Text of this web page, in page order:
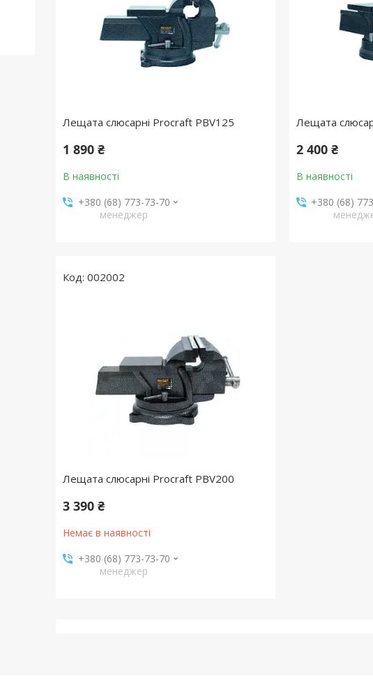
Лещата слюсарні Procraft PBV125
1 890 ₴
В наявності
+380 (68) 773-73-70
менеджер
Лещата
2 400 ₴
В наявності
+380 (68)
002002
Лещата слюсарні Procraft PBV200
3 390 ₴
Немає в наявності
+380 (68) 773-73-70
менеджер